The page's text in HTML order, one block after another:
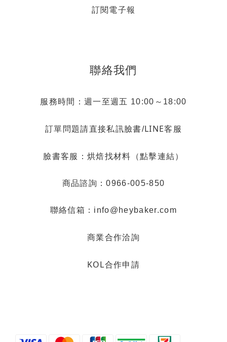
訂閱電子報
聯絡我們
服務時間：週一至週五 10:00～18:00
訂單問題請直接私訊臉書/LINE客服
臉書客服： 烘焙找材料（點擊連結）
商品諮詢：0966-005-850
聯絡信箱：info@heybaker.com
商業合作洽詢
KOL合作申請